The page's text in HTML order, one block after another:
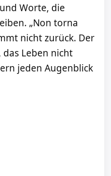
Worte, die
„Non torna
nicht zurück. Der
Leben nicht
jeden Augenblick